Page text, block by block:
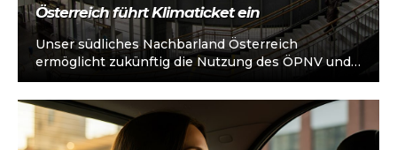
Österreich führt Klimaticket ein
Unser südliches Nachbarland Österreich
ermöglicht zukünftig die Nutzung des ÖPNV und
Bahn- und Busverkehrs für einen pauschalen
Festpreis von knapp…